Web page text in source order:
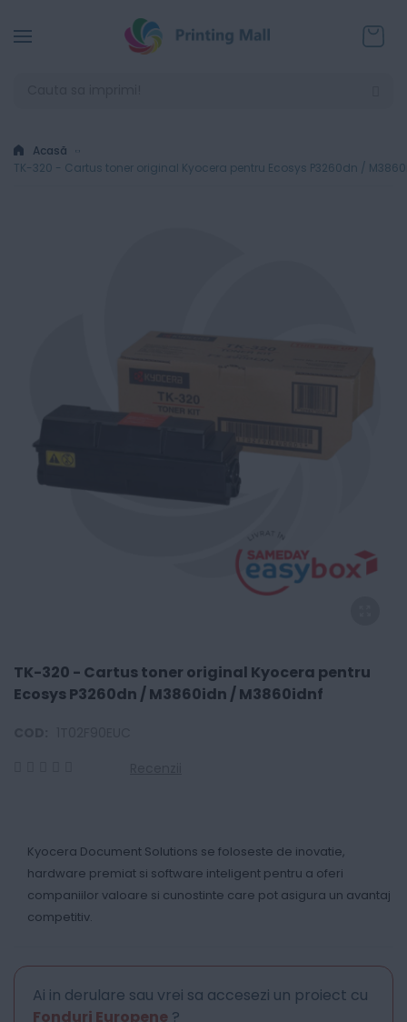
Acasă
TK-320 - Cartus toner original Kyocera pentru Ecosys P3260dn /
TK-320 - Cartus toner original Kyocera pentru
Ecosys P3260dn / M3860idn / M3860idnf
Kyocera Document Solutions se foloseste de inovatie,
hardware premiat si software inteligent pentru a oferi
companiilor valoare si cunostinte care pot asigura un avantaj
competitiv.
Ai in derulare sau vrei sa accesezi un proiect cu
Fonduri Europene ?